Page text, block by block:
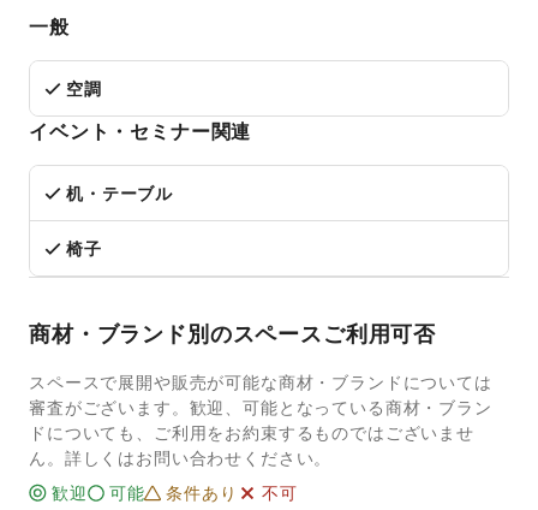
一般
空調
イベント・セミナー関連
机・テーブル
椅子
商材・ブランド別のスペースご利用可否
スペースで展開や販売が可能な商材・ブランドについては
審査がございます。歓迎、可能となっている商材・ブラン
ドについても、ご利用をお約束するものではございませ
ん。詳しくはお問い合わせください。
歓迎
可能 条件あり 不可